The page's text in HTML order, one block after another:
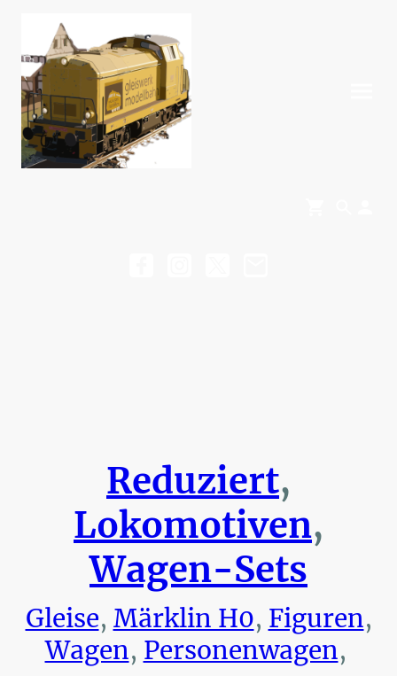
Reduziert,
Lokomotiven,
Wagen-Sets
Gleise, Märklin H0, Figuren,
Wagen, Personenwagen,